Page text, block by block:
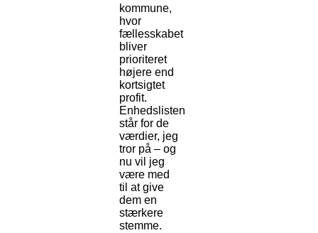
kommune,
hvor
fællesskabet
bliver
prioriteret
højere end
kortsigtet
profit.
Enhedslisten
står for de
værdier, jeg
tror på – og
nu vil jeg
være med
til at give
dem en
stærkere
stemme.